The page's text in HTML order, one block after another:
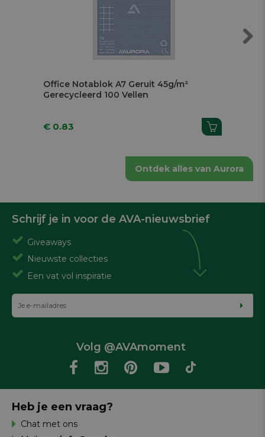
Office Notablok A7 Geruit 45g/m²
Gerecycleerd 100 Vellen
€ 0.83
Ontdek alles van Aurora
Schrijf je in voor de AVA-nieuwsbrief
Giveaways
Nieuwste collecties
Een vat vol inspiratie
Volg @AVAmoment
Heb je een vraag?
Chat met ons